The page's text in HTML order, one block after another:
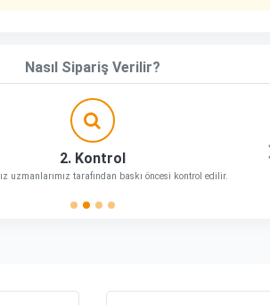
Nasıl Sipariş Verilir?
2. Kontrol
uzmanlarımız tarafından baskı öncesi kontrol edilir.